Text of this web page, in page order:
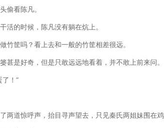
偷看陈凡。
活的时候，陈凡没有躺在炕上。
竹筐吗？看上去和一般的竹筐相差很远。
甚是好奇，但是只敢远远地看着，并不敢上前来问。
了！”
两道惊呼声，抬目寻声望去，只见秦氏两姐妹围在